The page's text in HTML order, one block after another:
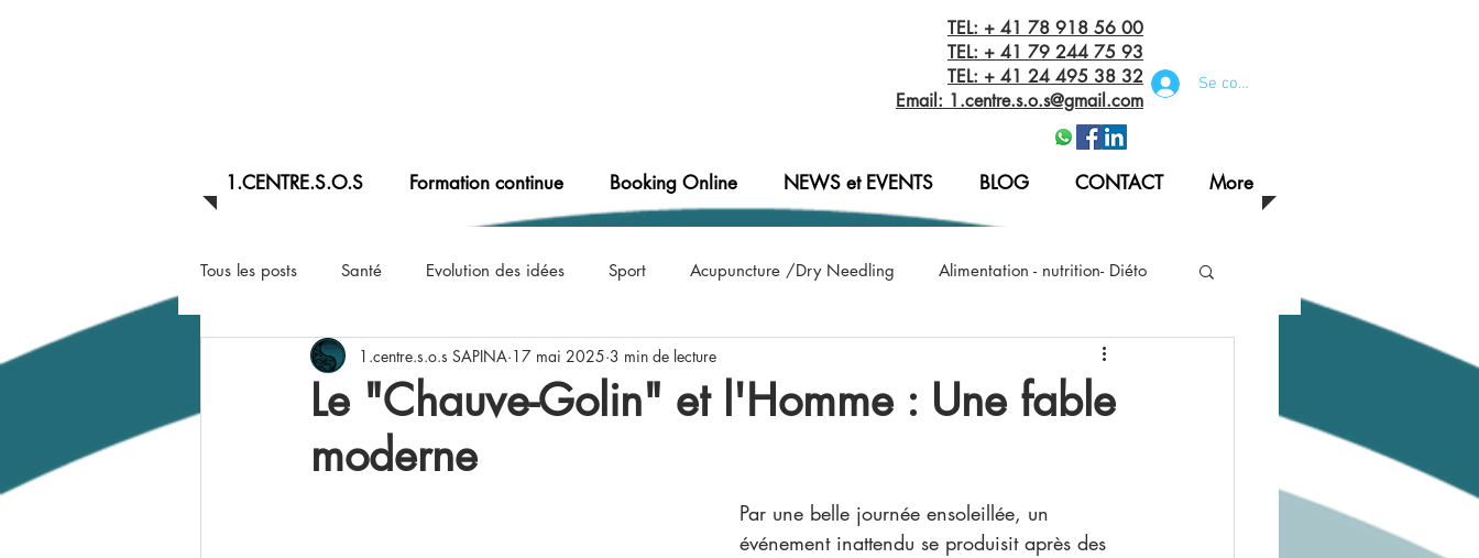
TEL: + 41 78 918 56 00
TEL: + 41 79 244 75 93
TEL: + 41 24 495 38 32‬
Email: 1.centre.s.o.s@gmail.com
Se connecter
1.CENTRE.S.O.S Formation continue Booking Online NEWS et EVENTS BLOG CONTACT More
Tous les posts Santé Evolution des idées Sport Acupuncture /Dry Needling Alimentation - nutrition- Diéto
Nourrisson/ bébé Cancer Candidose Compression bandage/habit
Commotion cérebrale Conscience
Dyslexie Emotion Endométriose
Le "Chauve-Golin" et l'Homme : Une fable
moderne
1.centre.s.o.s SAPINA 17 mai 2025 3 min de lecture
Par une belle journée ensoleillée, un
événement inattendu se produisit après des